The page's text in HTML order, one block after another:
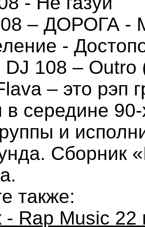
– ДОРОГА -
-
108 – Outro
– это рэп
в середине
и
Сборник
также:
- Rap Music